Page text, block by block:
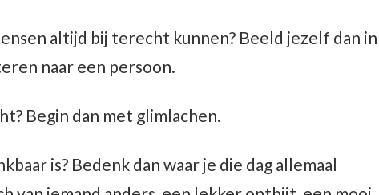
altijd bij terecht kunnen? Beeld jezelf dan in
naar een persoon.
Begin dan met glimlachen.
is? Bedenk dan waar je die dag allemaal